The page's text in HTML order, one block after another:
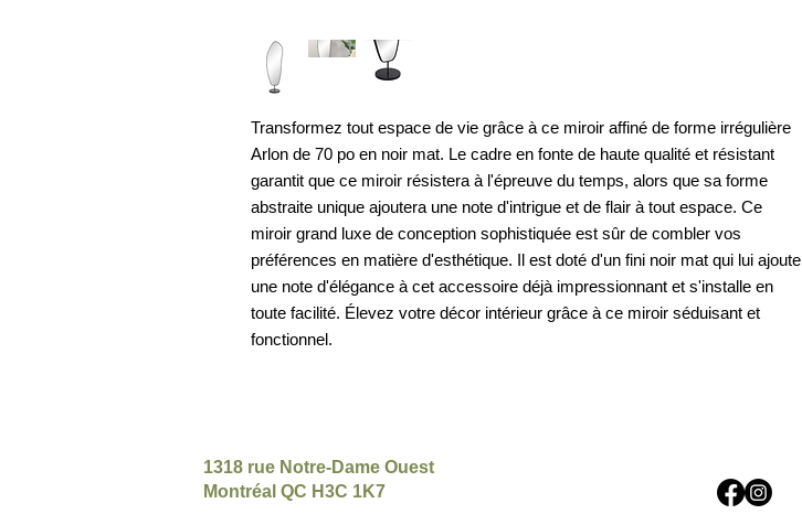
Transformez tout espace de vie grâce à ce miroir affiné de forme irrégulière
Arlon de 70 po en noir mat. Le cadre en fonte de haute qualité et résistant
garantit que ce miroir résistera à l'épreuve du temps, alors que sa forme
abstraite unique ajoutera une note d'intrigue et de flair à tout espace. Ce
miroir grand luxe de conception sophistiquée est sûr de combler vos
préférences en matière d'esthétique. Il est doté d'un fini noir mat qui lui ajoute
une note d'élégance à cet accessoire déjà impressionnant et s'installe en
toute facilité. Élevez votre décor intérieur grâce à ce miroir séduisant et
fonctionnel.
1318 rue Notre-Dame Ouest
Montréal QC H3C 1K7